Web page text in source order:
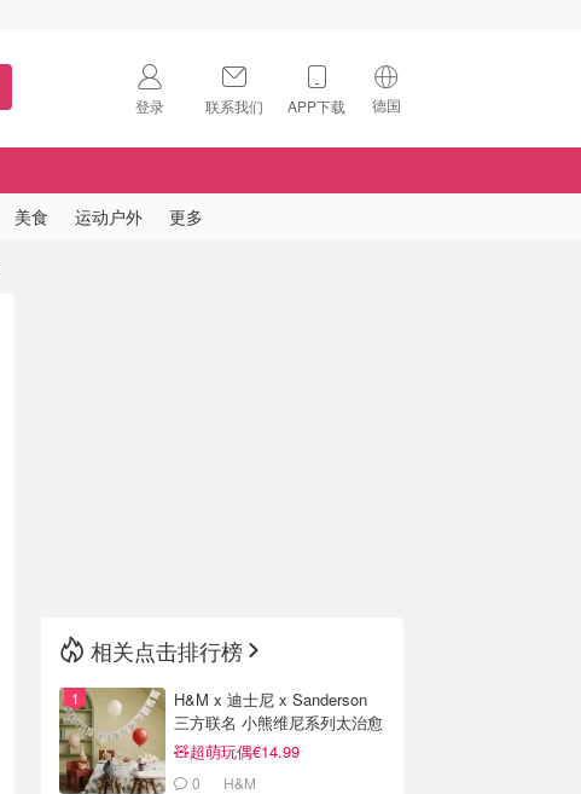
登录 联系我们 APP下载 德国
🇺🇸
美食 运动户外 更多
相关点击排行榜
H&M x 迪士尼 x Sanderson
三方联名 小熊维尼系列太治愈
🧸超萌玩偶€14.99
0 H&M